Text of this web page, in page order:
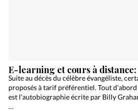
E-learning et cours à
Suite au décès du célèbre évangéliste,
proposés à tarif préférentiel. Tout d’abord
est l’autobiographie écrite par Billy
…